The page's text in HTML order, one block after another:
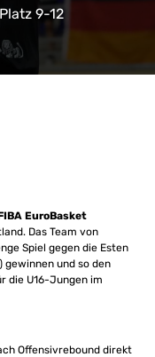
9-12
EuroBasket
Das Team von
Spiel gegen die Esten
gewinnen und so den
die U16-Jungen im
Offensivrebound direkt